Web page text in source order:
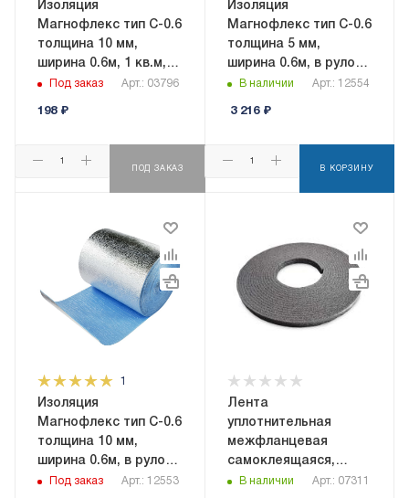
Изоляция
Магнофлекс тип C-0.6
толщина 10 мм,
ширина 0.6м, 1 кв.м,
самоклеящаяся
Под заказ Арт.: 03796
198₽
ПОД ЗАКАЗ
Изоляция
Магнофлекс тип C-0.6
толщина 5 мм,
ширина 0.6м, в рулоне
18 кв.м,
В наличии Арт.: 12554
3 216₽
В КОРЗИНУ
1
Изоляция
Магнофлекс тип C-0.6
толщина 10 мм,
ширина 0.6м, в рулоне
9 кв.м,
Под заказ Арт.: 12553
Лента
уплотнительная
межфланцевая
самоклеящаяся,
ширина 10мм,
В наличии Арт.: 07311